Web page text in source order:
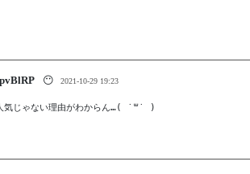
😶 2021-10-29 19:23
気じゃない理由がわからん…( ˙꒳˙ )